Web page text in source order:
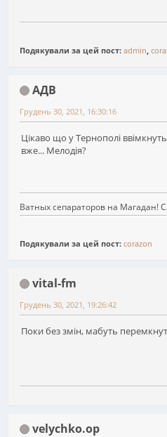
Подякували за цей пост: admin
АДВ
Грудень 30, 2021, 16:30:16
Цікаво що у Тернополі
вже... Мелодія?
Ватных сепараторов на Магадан!
Подякували за цей пост: corazon
vital-fm
Грудень 30, 2021, 19:26:42
Поки без змін, мабуть
velychko.op